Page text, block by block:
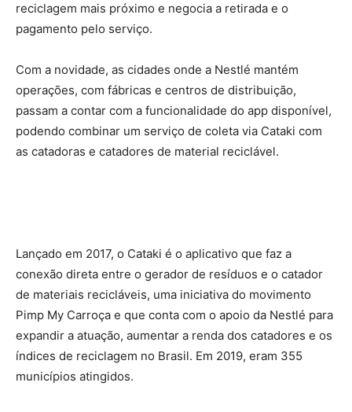
reciclagem mais próximo e negocia a retirada e o
pagamento pelo serviço.
Com a novidade, as cidades onde a Nestlé mantém
operações, com fábricas e centros de distribuição,
passam a contar com a funcionalidade do app disponível,
podendo combinar um serviço de coleta via Cataki com
as catadoras e catadores de material reciclável.
Lançado em 2017, o Cataki é o aplicativo que faz a
conexão direta entre o gerador de resíduos e o catador
de materiais recicláveis, uma iniciativa do movimento
Pimp My Carroça e que conta com o apoio da Nestlé para
expandir a atuação, aumentar a renda dos catadores e os
índices de reciclagem no Brasil. Em 2019, eram 355
municípios atingidos.